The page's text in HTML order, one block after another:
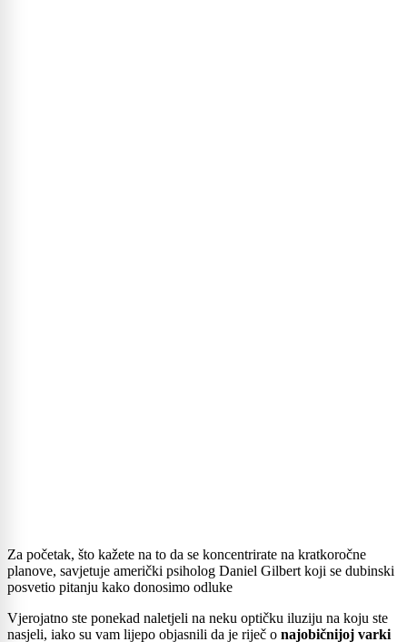
Za početak, što kažete na to da se koncentrirate na kratkoročne
planove, savjetuje američki psiholog Daniel Gilbert koji se dubinski
posvetio pitanju kako donosimo odluke
Vjerojatno ste ponekad naletjeli na neku optičku iluziju na koju ste
nasjeli, iako su vam lijepo objasnili da je riječ o najobičnijoj varki